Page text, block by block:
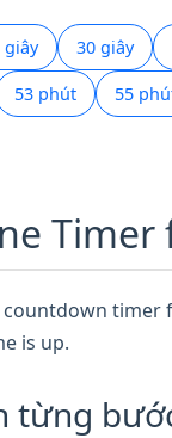
giây 30 giây
53 phút 55
is up.
từng